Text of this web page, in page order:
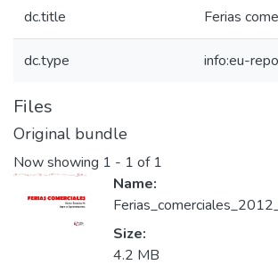
dc.title Ferias
dc.type info:eu-
Files
Original bundle
Now showing 1 - 1 of 1
Name:
Size:
4.2 MB